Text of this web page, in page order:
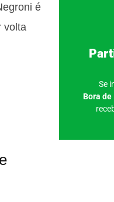
é
volta
Se
Bora de